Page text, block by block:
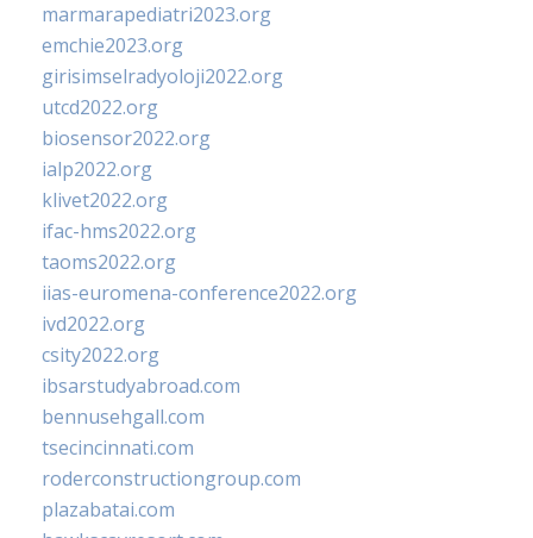
marmarapediatri2023.org
emchie2023.org
girisimselradyoloji2022.org
utcd2022.org
biosensor2022.org
ialp2022.org
klivet2022.org
ifac-hms2022.org
taoms2022.org
iias-euromena-conference2022.org
ivd2022.org
csity2022.org
ibsarstudyabroad.com
bennusehgall.com
tsecincinnati.com
roderconstructiongroup.com
plazabatai.com